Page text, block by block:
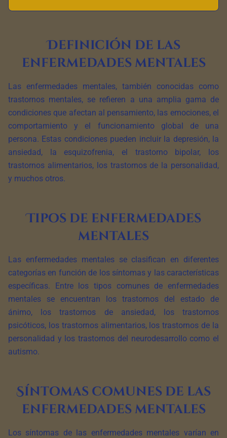
mejor estas condiciones.
Definición de las
enfermedades mentales
Las enfermedades mentales, también conocidas como
trastornos mentales, se refieren a una amplia gama de
condiciones que afectan al pensamiento, las emociones, el
comportamiento y el funcionamiento global de una
persona. Estas condiciones pueden incluir la depresión, la
ansiedad, la esquizofrenia, el trastorno bipolar, los
trastornos alimentarios, los trastornos de la personalidad,
y muchos otros.
Tipos de enfermedades
mentales
Las enfermedades mentales se clasifican en diferentes
categorías en función de los síntomas y las características
específicas. Entre los tipos comunes de enfermedades
mentales se encuentran los trastornos del estado de
ánimo, los trastornos de ansiedad, los trastornos
psicóticos, los trastornos alimentarios, los trastornos de la
personalidad y los trastornos del neurodesarrollo como el
autismo.
Síntomas comunes de las
enfermedades mentales
Los síntomas de las enfermedades mentales varían en